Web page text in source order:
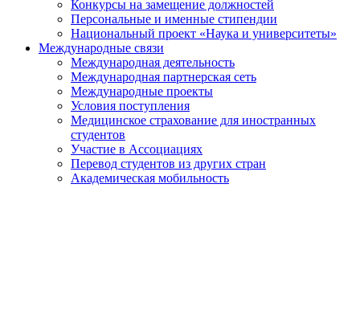
Конкурсы на замещение должностей
Персональные и именные стипендии
Национальный проект «Наука и университеты»
Международные связи
Международная деятельность
Международная партнерская сеть
Международные проекты
Условия поступления
Медицинское страхование для иностранных
студентов
Участие в Ассоциациях
Перевод студентов из других стран
Академическая мобильность